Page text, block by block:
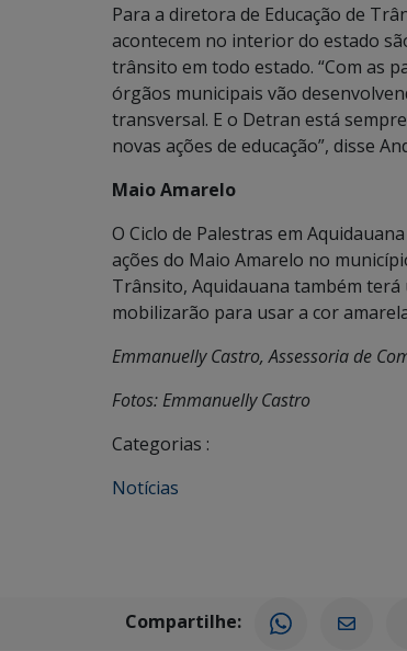
Para a diretora de Educação de
acontecem no interior do estado
trânsito em todo estado. “Com as
órgãos municipais vão
transversal. E o Detran está
novas ações de educação”, disse
Maio Amarelo
O Ciclo de Palestras em
ações do Maio Amarelo no
Trânsito, Aquidauana também terá
mobilizarão para usar a cor
Emmanuelly Castro, Assessoria de
Fotos: Emmanuelly Castro
Categorias :
Notícias
Compartilhe: